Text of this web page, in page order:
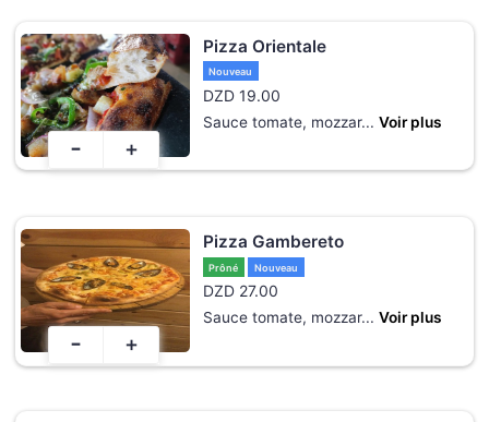
Pizza Orientale
Nouveau
DZD 19.00
Sauce tomate, mozzar... Voir plus
- +
Pizza Gambereto
Prôné Nouveau
DZD 27.00
Sauce tomate, mozzar... Voir plus
- +